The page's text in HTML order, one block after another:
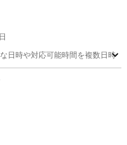
日時や対応可能時間を複数日